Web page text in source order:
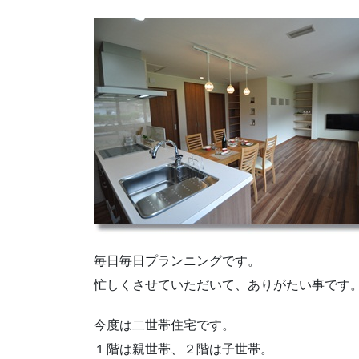
毎日毎日プランニングです。
忙しくさせていただいて、ありがたい事です
今度は二世帯住宅です。
１階は親世帯、２階は子世帯。